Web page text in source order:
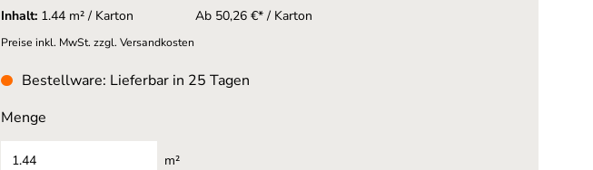
Inhalt: 1.44 m² / Karton Ab 50,26 €* / Karton
Preise inkl. MwSt. zzgl. Versandkosten
Bestellware: Lieferbar in 25 Tagen
Menge
m²